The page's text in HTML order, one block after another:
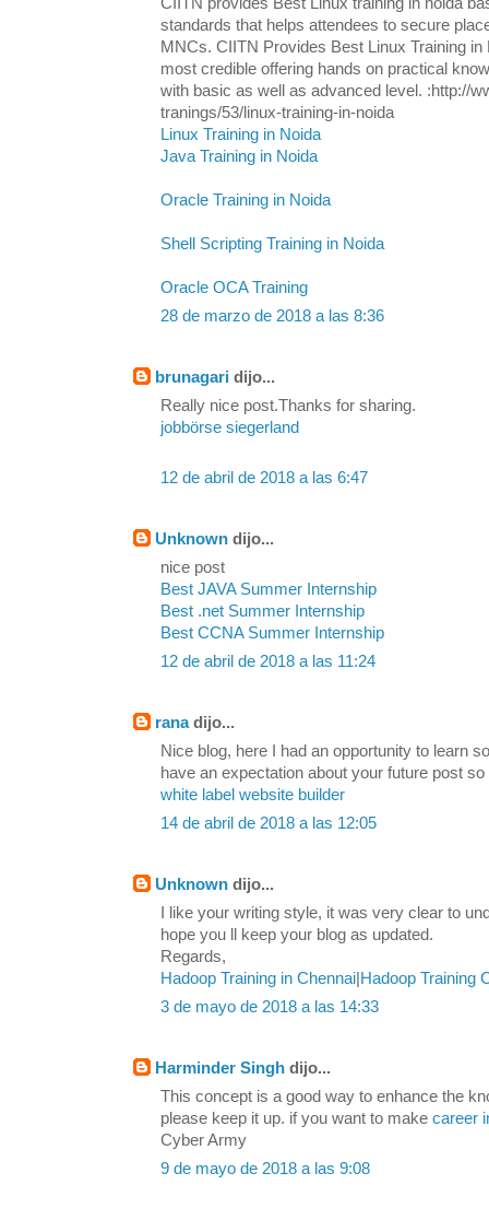
standards that helps attendees to secure
MNCs. CIITN Provides Best Linux Training
most credible offering hands on practical
with basic as well as advanced level. :http://
tranings/53/linux-training-in-noida
Linux Training in Noida
Java Training in Noida
Oracle Training in Noida
Shell Scripting Training in Noida
Oracle OCA Training
28 de marzo de 2018 a las 8:36
brunagari dijo...
Really nice post.Thanks for sharing.
jobbörse siegerland
12 de abril de 2018 a las 6:47
Unknown dijo...
nice post
Best JAVA Summer Internship
Best .net Summer Internship
Best CCNA Summer Internship
12 de abril de 2018 a las 11:24
ranadijo...
Nice blog, here I had an opportunity to learn
have an expectation about your future post
white label website builder
14 de abril de 2018 a las 12:05
Unknown dijo...
I like your writing style, it was very clear to
hope you ll keep your blog as updated.
Regards,
Hadoop Training in Chennai Hadoop Training
3 de mayo de 2018 a las 14:33
Harminder Singh dijo...
This concept is a good way to enhance the
please keep it up. if you want to make career
Cyber Army
9 de mayo de 2018 a las 9:08